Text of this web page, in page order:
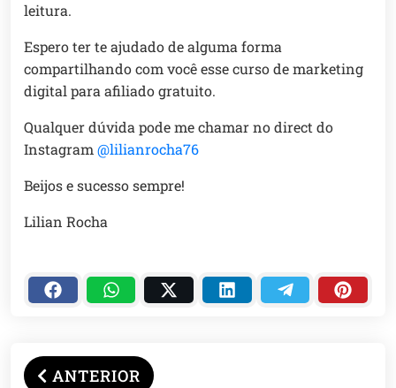
leitura.
Espero ter te ajudado de alguma forma
compartilhando com você esse curso de marketing
digital para afiliado gratuito.
Qualquer dúvida pode me chamar no direct do
Instagram@lilianrocha76
Beijos e sucesso sempre!
Lilian Rocha
ANTERIOR